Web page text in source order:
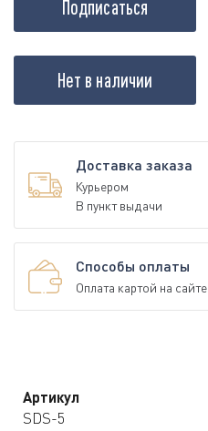
Подписаться
Нет в наличии
Доставка заказа
Курьером
В пункт выдачи
Способы оплаты
Оплата картой на сайте
Артикул
SDS-5